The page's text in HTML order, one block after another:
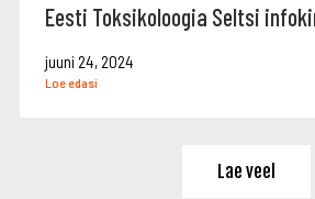
Eesti Toksikoloogia Seltsi
juuni 24, 2024
Loe edasi
Lae veel